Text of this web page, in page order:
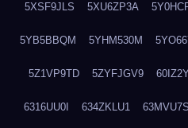
5XSF9JLS 5XU6ZP3A
5YB5BBQM 5YHM530M
5Z1VP9TD 5ZYFJGV9
6316UU0I 634ZKLU1